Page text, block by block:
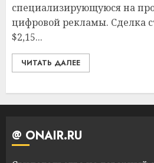
специализирующуюся на
цифровой рекламы. Сделка
$2,15...
ЧИТАТЬ ДАЛЕЕ
@ ONAIR.RU